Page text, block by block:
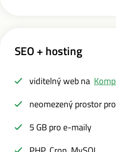
SEO + hosting
viditelný web na
neomezený prostor
5 GB pro e-maily